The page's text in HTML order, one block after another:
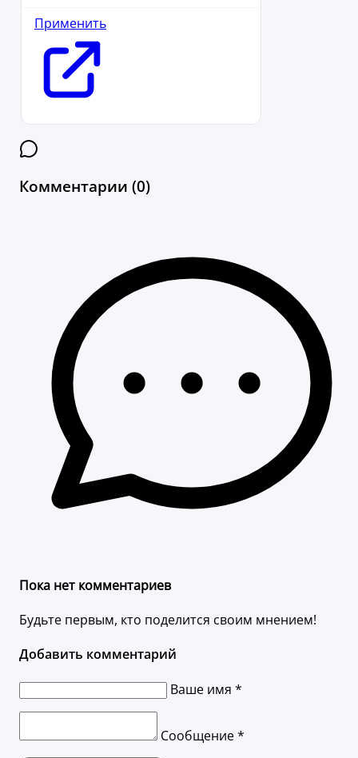
Применить
Комментарии (0)
Пока нет комментариев
Будьте первым, кто поделится своим мнением!
Добавить комментарий
Ваше имя *
Сообщение *